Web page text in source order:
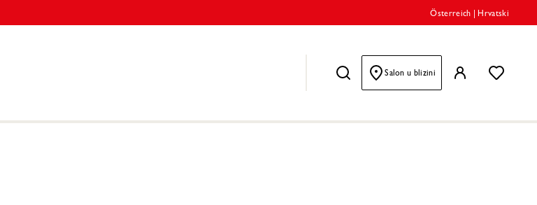
Österreich |Hrvatski
Salon u blizini